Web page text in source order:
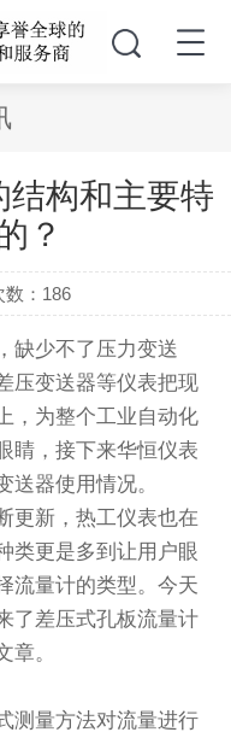
结构和主要特
？
： 186
少不了压力变送
压变送器等仪表把现
，为整个工业自动化
睛，接下来华恒仪表
送器使用情况。
新，热工仪表也在
类更是多到让用户眼
流量计的类型。今天
了差压式孔板流量计
章。
量方法对流量进行